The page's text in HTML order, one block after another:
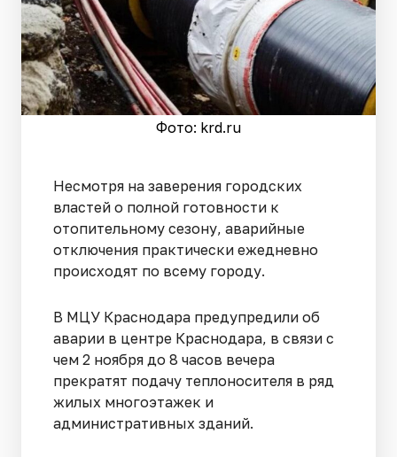
Фото: krd.ru
Несмотря на заверения городских
властей о полной готовности к
отопительному сезону, аварийные
отключения практически ежедневно
происходят по всему городу.
В МЦУ Краснодара предупредили об
аварии в центре Краснодара, в связи с
чем 2 ноября до 8 часов вечера
прекратят подачу теплоносителя в ряд
жилых многоэтажек и
административных зданий.